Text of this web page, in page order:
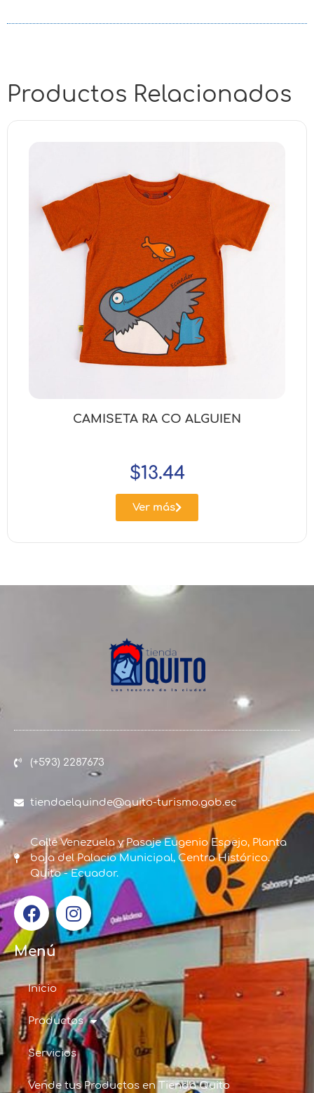
Productos Relacionados
CAMISETA RA CO ALGUIEN
$13.44
Ver más
(+593) 2287673
tiendaelquinde@quito-turismo.gob.ec
Calle Venezuela y Pasaje Eugenio Espejo, Planta
baja del Palacio Municipal, Centro Histórico.
Quito - Ecuador.
Menú
Inicio
Productos
Servicios
Vende tus Productos en Tienda Quito